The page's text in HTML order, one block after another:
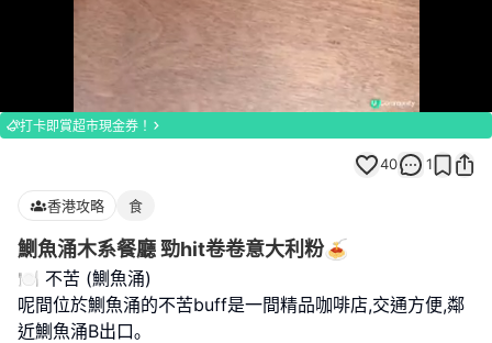
100.00%
打卡即賞超市現金券！
40 1
香港攻略 食
鰂魚涌木系餐廳 勁hit卷卷意大利粉🍝
🍽️ 不苦 (鰂魚涌)
呢間位於鰂魚涌的不苦buff是一間精品咖啡店,交通方便,鄰
近鰂魚涌B出口｡